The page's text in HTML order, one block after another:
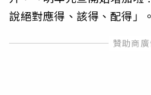
說絕對應得、該得、配得」。